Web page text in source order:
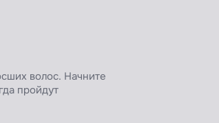
волос. Начните
пройдут